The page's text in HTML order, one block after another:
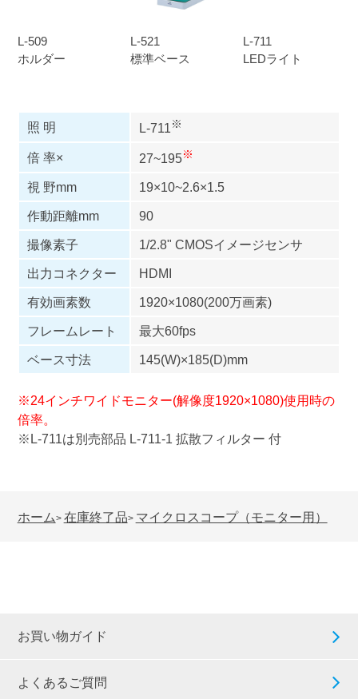
L-509
ホルダー
L-521
標準ベース
L-711
LEDライト
照 明 L-711 ※
倍 率× 27~195※
視 野mm
19×10~2.6×1.5
作動距離mm
90
撮像素子
1/2.8" CMOSイメージセンサ
出力コネクター
HDMI
有効画素数
1920×1080(200万画素)
フレームレート
最大60fps
ベース寸法
145(W)×185(D)mm
※24インチワイドモニター(解像度1920×1080)使用時の
倍率。
※L-711は別売部品 L-711-1 拡散フィルター 付
ホーム> 在庫終了品> マイクロスコープ（モニター用）
お買い物ガイド
よくあるご質問